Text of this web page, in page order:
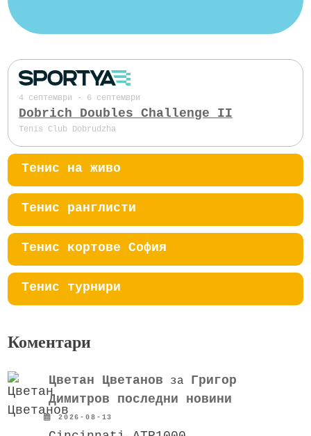
4 септември - 6 септември
Dobrich Doubles Challenge II
Tenis Club Dobrudzha
Тенис на живо
Тенис ранглисти
Тенис кортове София
Тенис турнири
Коментари
Цветан Цветанов за Григор
Димитров последни новини
2026-08-13